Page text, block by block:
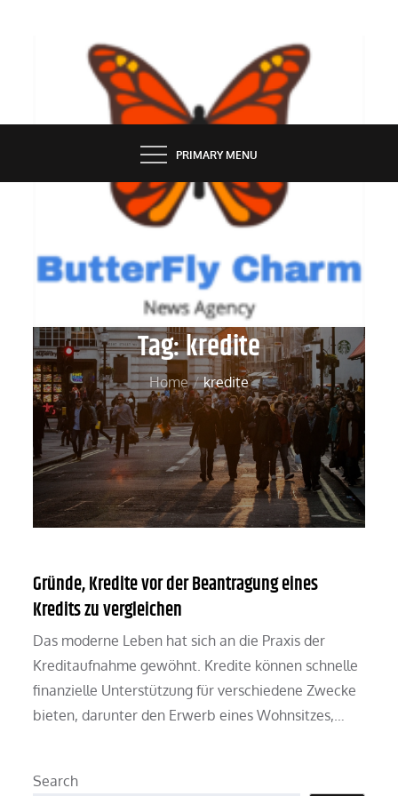
BUTTERFLY CHARM
PRIMARY MENU
Tag:kredite
Home kredite
Gründe, Kredite vor der Beantragung eines
Kredits zu vergleichen
Das moderne Leben hat sich an die Praxis der
Kreditaufnahme gewöhnt. Kredite können schnelle
finanzielle Unterstützung für verschiedene Zwecke
bieten, darunter den Erwerb eines Wohnsitzes,…
Search